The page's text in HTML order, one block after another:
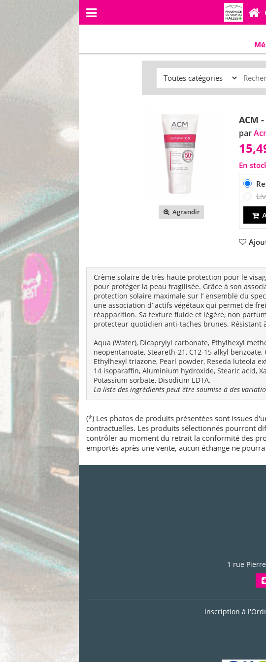
Agrandir
ACM
par
En
Crème solaire de très haute protection pour le
pour protéger la peau fragilisée. Grâce à son
protection solaire maximale sur l’ ensemble du
une association d’ actifs végétaux qui permet de
réapparition. Sa texture fluide et légère, non
protecteur quotidien anti-taches brunes. Résistant
Aqua (Water), Dicaprylyl carbonate, Ethylhexyl
neopentanoate, Steareth-21, C12-15 alkyl
Ethylhexyl triazone, Pearl powder, Reseda luteola
14 isoparaffin, Aluminium hydroxide, Stearic acid,
Potassium sorbate, Disodium EDTA.
La liste des ingrédients peut être soumise à des
(*) Les photos de produits présentées sont issues
contractuelles. Les produits sélectionnés pourront
contrôler au moment du retrait la conformité des
emportés après une vente, aucun échange ne
1 rue
Inscription à